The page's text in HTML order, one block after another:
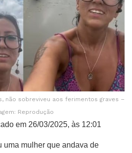
não sobreviveu aos ferimentos graves –
Reprodução
em 26/03/2025, às 12:01
uma mulher que andava de